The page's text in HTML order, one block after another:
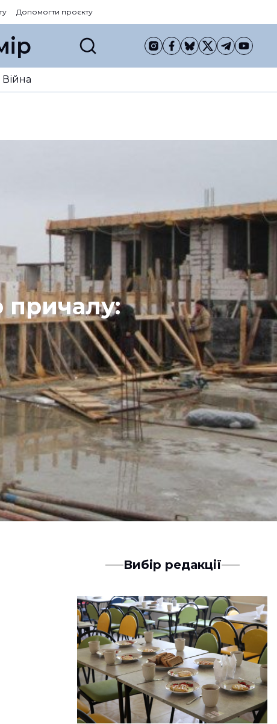
Допомогти проєкту
Війна
причалу:
Вибір редакції